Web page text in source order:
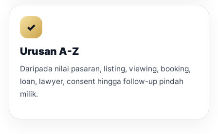
✓
Urusan A-Z
Daripada nilai pasaran, listing, viewing, booking,
loan, lawyer, consent hingga follow-up pindah
milik.